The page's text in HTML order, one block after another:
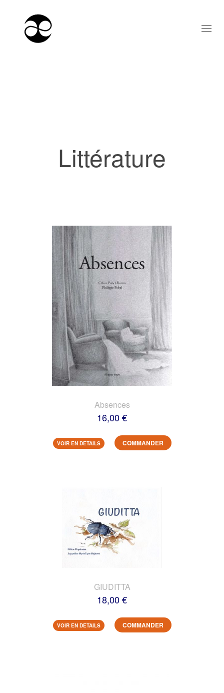
Littérature
Absences
16,00 €
VOIR EN DETAILS COMMANDER
GIUDITTA
18,00 €
VOIR EN DETAILS COMMANDER